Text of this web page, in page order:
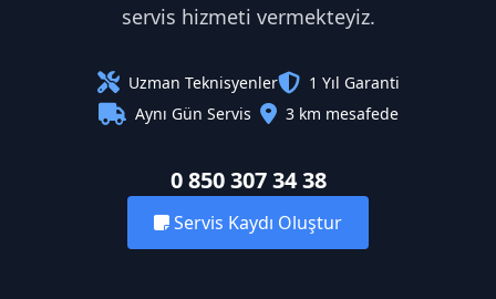
servis hizmeti vermekteyiz.
Uzman Teknisyenler
1 Yıl Garanti
Aynı Gün Servis
3 km mesafede
0 850 307 34 38
Servis Kaydı Oluştur